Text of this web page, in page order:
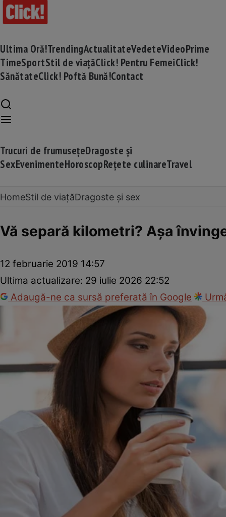
Ultima Oră!TrendingActualitateVedeteVideoPrime
TimeSportStil de viațăClick! Pentru FemeiClick!
SănătateClick! Poftă Bună!Contact
Trucuri de frumusețeDragoste și
SexEvenimenteHoroscopRețete culinareTravel
HomeStil de viațăDragoste și sex
Vă separă kilometri? Aşa
12 februarie 2019 14:57
Ultima actualizare: 29 iulie 2026 22:52
Adaugă-ne ca sursă preferată în Google